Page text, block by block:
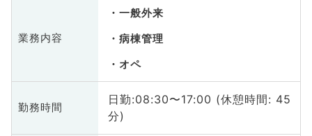
業務内容
一般外来
病棟管理
オペ
勤務時間
日勤:08:30〜17:00 (休憩時間: 45
分)